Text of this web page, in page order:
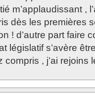
m’applaudissant ,
dès les premières
! d’autre part faire
législatif s’avère
compris , j’ai